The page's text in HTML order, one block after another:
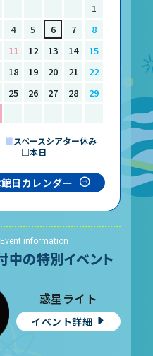
1
4 5 6 7
8
11 12 13 14
15
18 19 20 21
22
25 26 27 28
29
■スペースシアター休み
□本日
日カレンダー
Event information
中の特別イベント
惑星ライト
イベント詳細